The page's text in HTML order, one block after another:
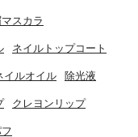
マスカラ
ネイルトップコート
イルオイル 除光液
クレヨンリップ